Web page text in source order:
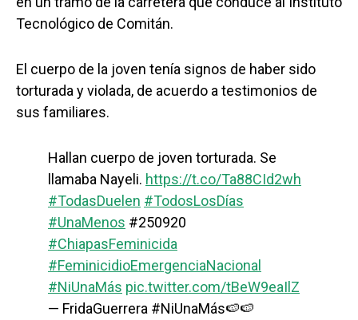
Tecnológico de Comitán.
El cuerpo de la joven tenía signos de haber sido
torturada y violada, de acuerdo a testimonios de
sus familiares.
Hallan cuerpo de joven torturada. Se
llamaba Nayeli. https://t.co/Ta88CId2wh
#TodasDuelen #TodosLosDías
#UnaMenos #250920
#ChiapasFeminicida
#FeminicidioEmergenciaNacional
#NiUnaMás pic.twitter.com/tBeW9eaIlZ
— FridaGuerrera #NiUnaMás🍉🍉